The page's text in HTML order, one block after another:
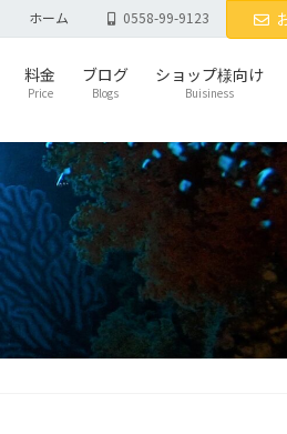
ホーム 0558-99-9123
料金
Price
ブログ
Blogs
ショップ様向け
Buisiness